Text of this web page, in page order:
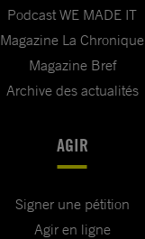
Podcast WE MADE IT
Magazine La Chronique
Magazine Bref
Archive des actualités
AGIR
Signer une pétition
Agir en ligne